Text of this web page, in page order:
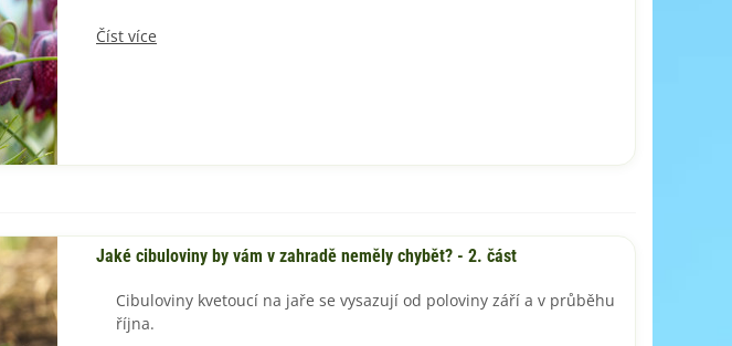
Číst více
Jaké cibuloviny by vám v zahradě neměly chybět? - 2. část
Cibuloviny kvetoucí na jaře se vysazují od poloviny září a v průběhu
října.